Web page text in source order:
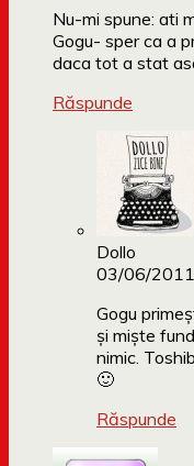
Nu-mi spune: ati
Gogu- sper ca a
daca tot a stat
Răspunde
Dollo
03/06/2011
Gogu
și miște
nimic.
🙂
Răspunde